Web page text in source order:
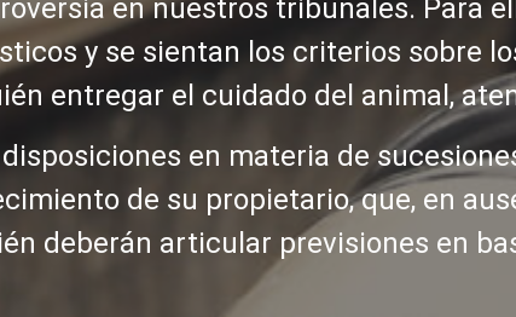
en nuestros tribunales. Para
y se sientan los criterios sobre
entregar el cuidado del animal,
en materia de
de su propietario, que, en
deberán articular previsiones en